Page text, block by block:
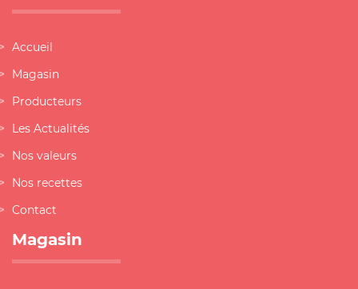
Accueil
Magasin
Producteurs
Les Actualités
Nos valeurs
Nos recettes
Contact
Magasin